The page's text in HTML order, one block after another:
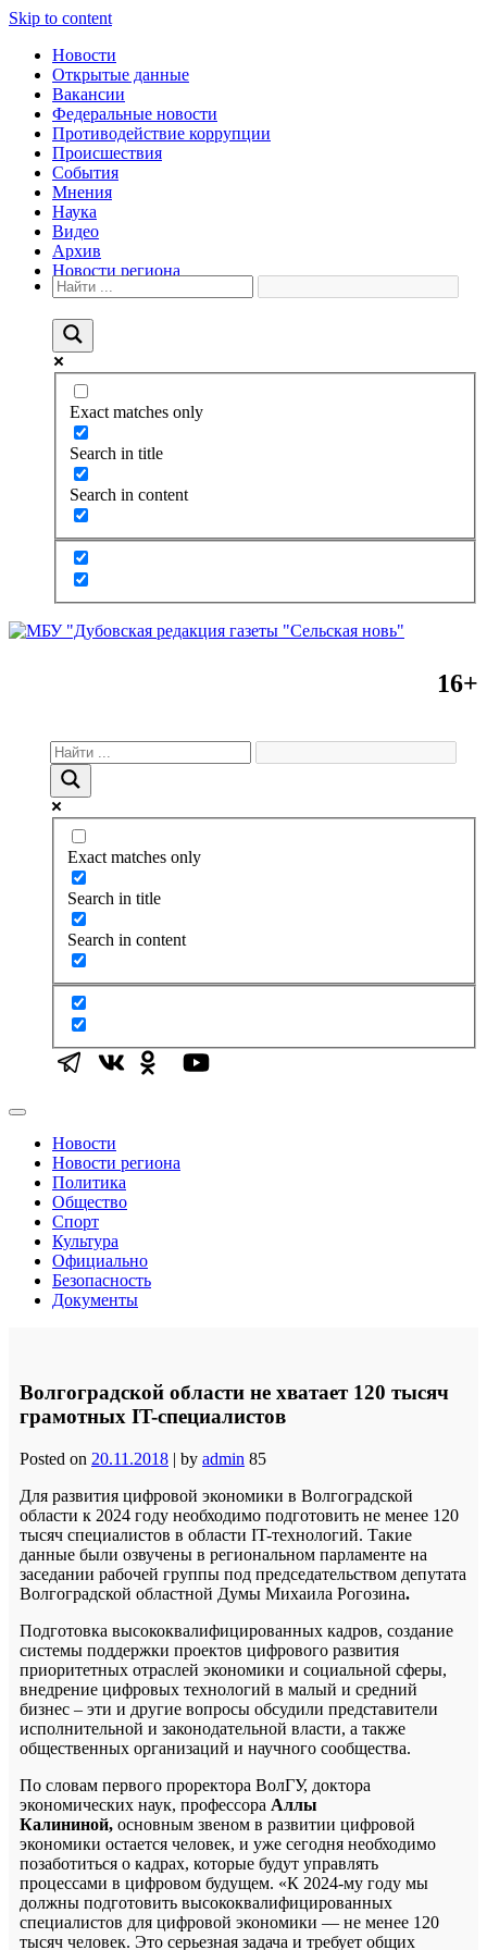
Skip to content
Новости
Открытые данные
Вакансии
Федеральные новости
Противодействие коррупции
Происшествия
События
Мнения
Наука
Видео
Архив
Новости региона
Exact matches only
Search in title
Search in content
16+
Exact matches only
Search in title
Search in content
Новости
Новости региона
Политика
Общество
Спорт
Культура
Официально
Безопасность
Документы
Волгоградской области не хватает 120 тысяч
грамотных IT-специалистов
Posted on 20.11.2018 | by admin 85
Для развития цифровой экономики в Волгоградской
области к 2024 году необходимо подготовить не менее 120
тысяч специалистов в области IT-технологий. Такие
данные были озвучены в региональном парламенте на
заседании рабочей группы под председательством депутата
Волгоградской областной Думы Михаила Рогозина.
Подготовка высококвалифицированных кадров, создание
системы поддержки проектов цифрового развития
приоритетных отраслей экономики и социальной сферы,
внедрение цифровых технологий в малый и средний
бизнес – эти и другие вопросы обсудили представители
исполнительной и законодательной власти, а также
общественных организаций и научного сообщества.
По словам первого проректора ВолГУ, доктора
экономических наук, профессора Аллы
Калининой, основным звеном в развитии цифровой
экономики остается человек, и уже сегодня необходимо
позаботиться о кадрах, которые будут управлять
процессами в цифровом будущем. «К 2024-му году мы
должны подготовить высококвалифицированных
специалистов для цифровой экономики — не менее 120
тысяч человек. Это серьезная задача и требует общих